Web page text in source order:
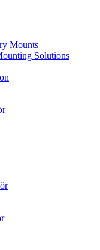
Mounts
Solutions